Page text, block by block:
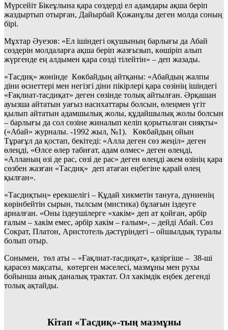
Мүрсейіт Бікеұлына қара сөздерді ел адамдары ақша беріп
жаздыртып отырған, Дайырбай Қожанұлы деген молда соның
бірі.
Мұхтар Әуезов: «Ел ішіндегі оқушының барлығы да Абай
сөздерін молдаларға ақша беріп жазғызып, көшіріп алып
жүргенде ең алдымен қара сөзді тілейтін» – деп жазады.
«Тасдиқ» жөнінде Көкбайдың айтқаны: «Абайдың жалпы
діни өсиеттері мен негізгі діни пікірлері қара сөзінің ішіндегі
«Ғақлиат-тасдиқат» деген сөзінде толық айтылған. Әрқашан
ауызша айтатын уағыз насихаттары болсын, өлеңмен үгіт
қылып айтатын адамшылық жолы, құдайшылық жолы болсын
– барлығы да сол сөзіне жиналып келіп қорытылған сияқты»
(«Абай» журналы. -1992 жыл, №1). Көкбайдың ойын
Тұрағұл да қостап, бекітеді: «Алла деген сөз жеңіл» деген
өлеңді, «Өлсе өлер табиғат, адам өлмес» деген өлеңді,
«Алланың өзі де рас, сөзі де рас» деген өлеңді әкем өзінің қара
сөзбен жазған «Тасдиқ» деп атаған еңбегіне қарай өлең
қылған».
«Тасдиқтың» ерекшелігі – Құдай хикметін тануға, дүниенің
көрінбейтін сырын, тылсым (мистика) бұлағын іздеуге
арналған. «Оны іздеушілерге «хакім» деп ат қойған, әрбір
ғалым – хакім емес, әрбір хакім – ғалым», – дейді Абай. Сөз
Сократ, Платон, Аристотель дәстүріндегі – ойшылдық туралы
болып отыр.
Сонымен, төл аты – «Ғақлиат-тасдиқат», қазіргіше – 38-ші
қарасөз мақсаты, көтерген мәселесі, мазмұны мен рухы
бойынша анық даналық трактат. Ол хакімдік еңбек дегенді
толық ақтайды.
Кітап «Тасдиқ»-тың мазмұны